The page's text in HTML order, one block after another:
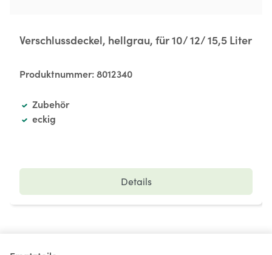
Verschlussdeckel, hellgrau, für 10/ 12/ 15,5 Liter
Produktnummer:8012340
Zubehör
eckig
Details